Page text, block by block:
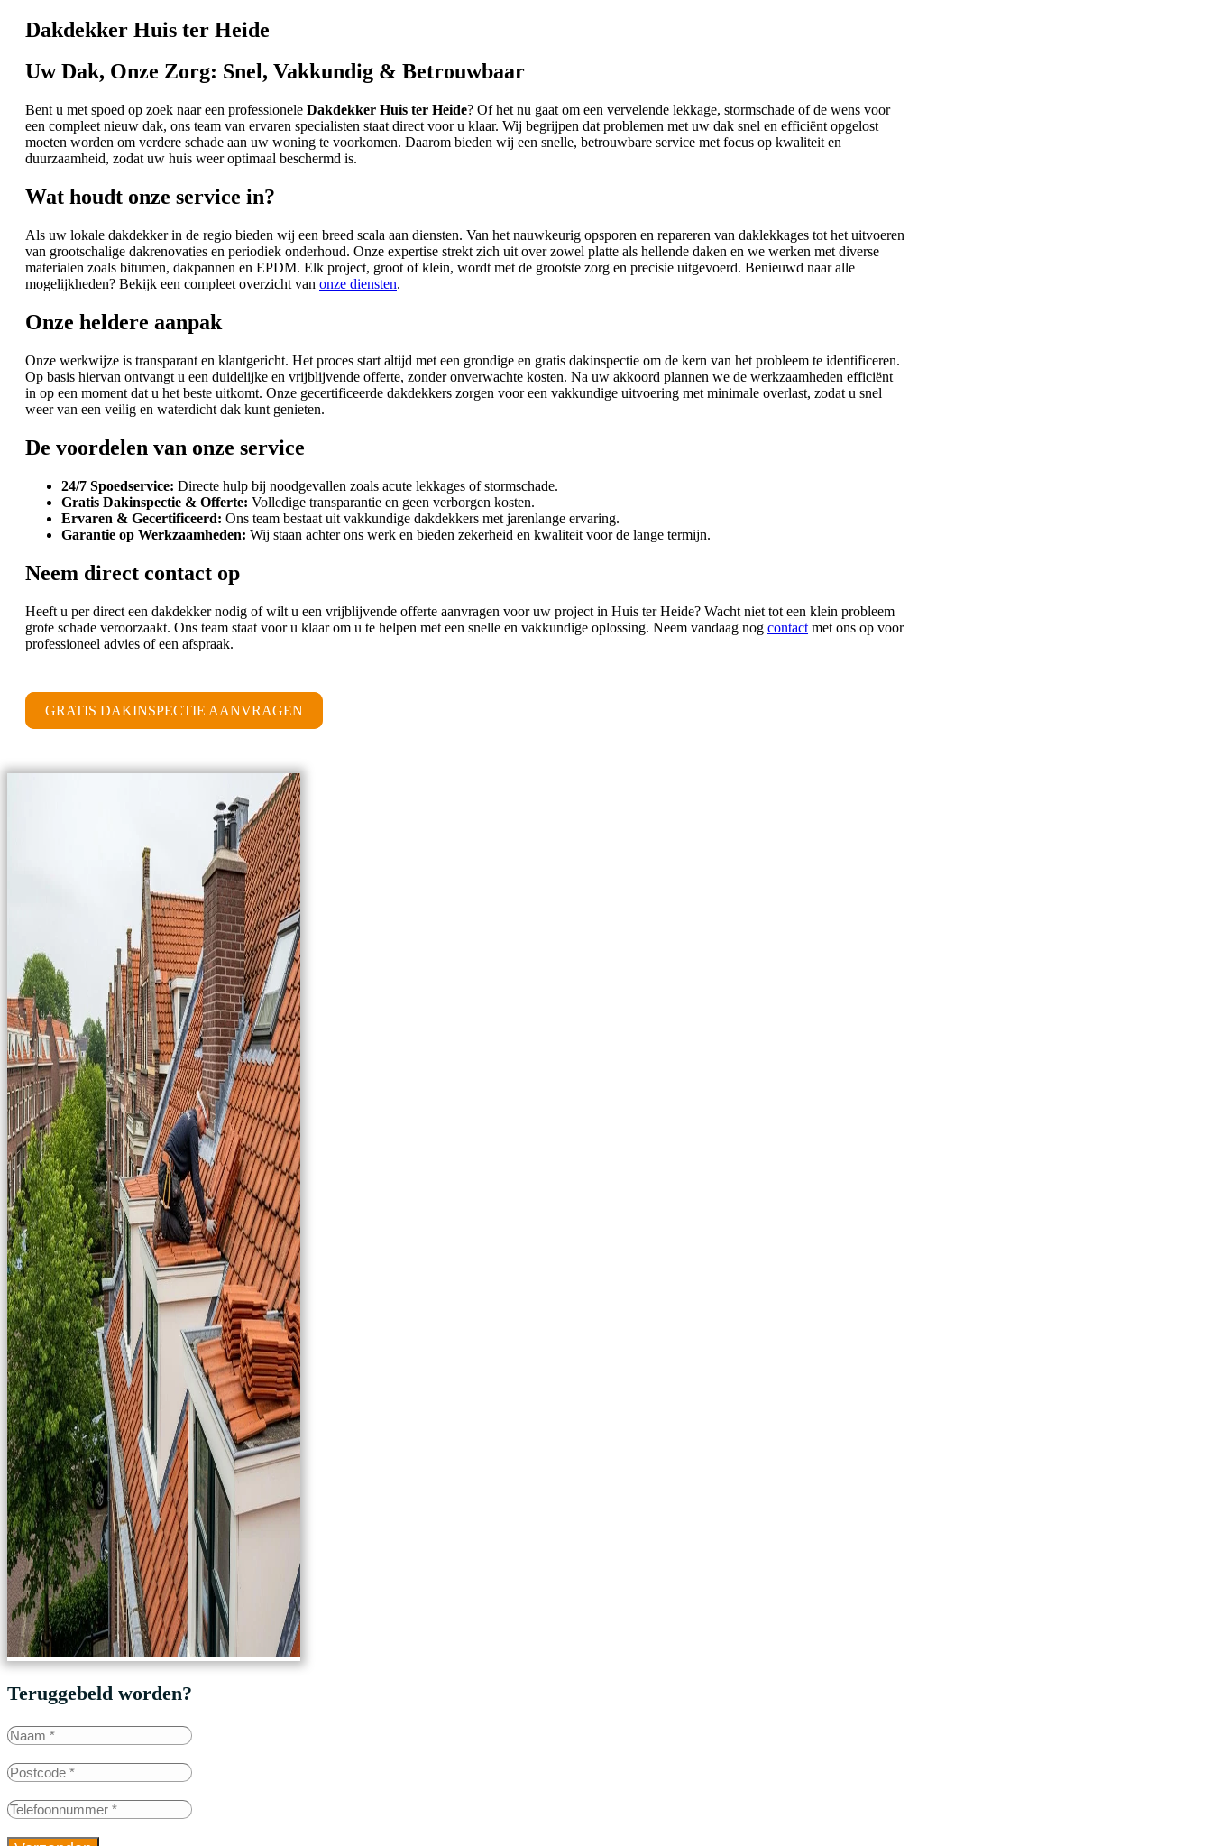
Dakdekker Huis ter Heide
Uw Dak, Onze Zorg: Snel, Vakkundig & Betrouwbaar
Bent u met spoed op zoek naar een professionele Dakdekker Huis ter Heide? Of het nu gaat om een vervelende lekkage, stormschade of de wens voor
een compleet nieuw dak, ons team van ervaren specialisten staat direct voor u klaar. Wij begrijpen dat problemen met uw dak snel en efficiënt opgelost
moeten worden om verdere schade aan uw woning te voorkomen. Daarom bieden wij een snelle, betrouwbare service met focus op kwaliteit en
duurzaamheid, zodat uw huis weer optimaal beschermd is.
Wat houdt onze service in?
Als uw lokale dakdekker in de regio bieden wij een breed scala aan diensten. Van het nauwkeurig opsporen en repareren van daklekkages tot het uitvoeren
van grootschalige dakrenovaties en periodiek onderhoud. Onze expertise strekt zich uit over zowel platte als hellende daken en we werken met diverse
materialen zoals bitumen, dakpannen en EPDM. Elk project, groot of klein, wordt met de grootste zorg en precisie uitgevoerd. Benieuwd naar alle
mogelijkheden? Bekijk een compleet overzicht van onze diensten.
Onze heldere aanpak
Onze werkwijze is transparant en klantgericht. Het proces start altijd met een grondige en gratis dakinspectie om de kern van het probleem te identificeren.
Op basis hiervan ontvangt u een duidelijke en vrijblijvende offerte, zonder onverwachte kosten. Na uw akkoord plannen we de werkzaamheden efficiënt
in op een moment dat u het beste uitkomt. Onze gecertificeerde dakdekkers zorgen voor een vakkundige uitvoering met minimale overlast, zodat u snel
weer van een veilig en waterdicht dak kunt genieten.
De voordelen van onze service
24/7 Spoedservice: Directe hulp bij noodgevallen zoals acute lekkages of stormschade.
Gratis Dakinspectie & Offerte: Volledige transparantie en geen verborgen kosten.
Ervaren & Gecertificeerd: Ons team bestaat uit vakkundige dakdekkers met jarenlange ervaring.
Garantie op Werkzaamheden: Wij staan achter ons werk en bieden zekerheid en kwaliteit voor de lange termijn.
Neem direct contact op
Heeft u per direct een dakdekker nodig of wilt u een vrijblijvende offerte aanvragen voor uw project in Huis ter Heide? Wacht niet tot een klein probleem
grote schade veroorzaakt. Ons team staat voor u klaar om u te helpen met een snelle en vakkundige oplossing. Neem vandaag nog contact met ons op voor
professioneel advies of een afspraak.
GRATIS DAKINSPECTIE AANVRAGEN
Teruggebeld worden?